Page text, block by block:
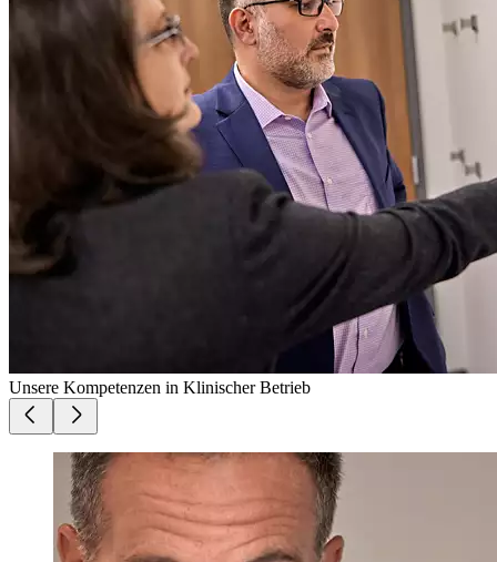
Unsere Kompetenzen in Klinischer Betrieb